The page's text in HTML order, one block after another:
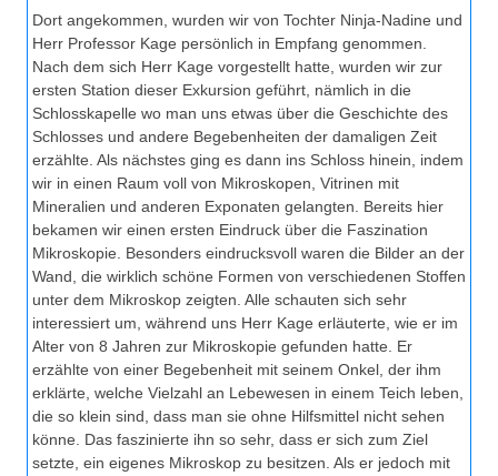
Dort angekommen, wurden wir von Tochter Ninja-Nadine und
Herr Professor Kage persönlich in Empfang genommen.
Nach dem sich Herr Kage vorgestellt hatte, wurden wir zur
ersten Station dieser Exkursion geführt, nämlich in die
Schlosskapelle wo man uns etwas über die Geschichte des
Schlosses und andere Begebenheiten der damaligen Zeit
erzählte. Als nächstes ging es dann ins Schloss hinein, indem
wir in einen Raum voll von Mikroskopen, Vitrinen mit
Mineralien und anderen Exponaten gelangten. Bereits hier
bekamen wir einen ersten Eindruck über die Faszination
Mikroskopie. Besonders eindrucksvoll waren die Bilder an der
Wand, die wirklich schöne Formen von verschiedenen Stoffen
unter dem Mikroskop zeigten. Alle schauten sich sehr
interessiert um, während uns Herr Kage erläuterte, wie er im
Alter von 8 Jahren zur Mikroskopie gefunden hatte. Er
erzählte von einer Begebenheit mit seinem Onkel, der ihm
erklärte, welche Vielzahl an Lebewesen in einem Teich leben,
die so klein sind, dass man sie ohne Hilfsmittel nicht sehen
könne. Das faszinierte ihn so sehr, dass er sich zum Ziel
setzte, ein eigenes Mikroskop zu besitzen. Als er jedoch mit